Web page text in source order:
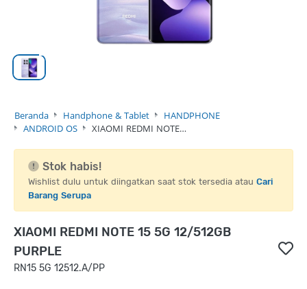
Beranda Handphone & Tablet
HANDPHONE
ANDROID OS
XIAOMI REDMI NOTE…
Stok habis!
Wishlist dulu untuk diingatkan saat stok tersedia atau Cari
Barang Serupa
XIAOMI REDMI NOTE 15 5G 12/512GB
PURPLE
RN15 5G 12512.A/PP